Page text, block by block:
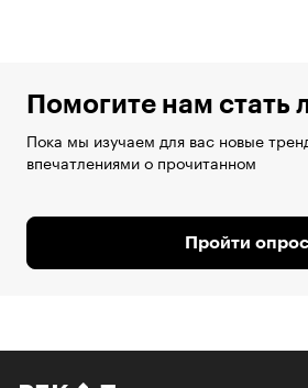
Помогите нам стать
Пока мы изучаем для вас новые
впечатлениями о прочитанном
Пройти опрос